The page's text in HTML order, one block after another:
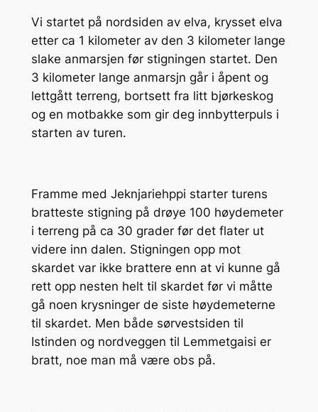
Vi startet på nordsiden av elva, krysset elva
etter ca 1 kilometer av den 3 kilometer lange
slake anmarsjen før stigningen startet. Den
3 kilometer lange anmarsjn går i åpent og
lettgått terreng, bortsett fra litt bjørkeskog
og en motbakke som gir deg innbytterpuls i
starten av turen.
Framme med Jeknjariehppi starter turens
bratteste stigning på drøye 100 høydemeter
i terreng på ca 30 grader før det flater ut
videre inn dalen. Stigningen opp mot
skardet var ikke brattere enn at vi kunne gå
rett opp nesten helt til skardet før vi måtte
gå noen krysninger de siste høydemeterne
til skardet. Men både sørvestsiden til
Istinden og nordveggen til Lemmetgaisi er
bratt, noe man må være obs på.